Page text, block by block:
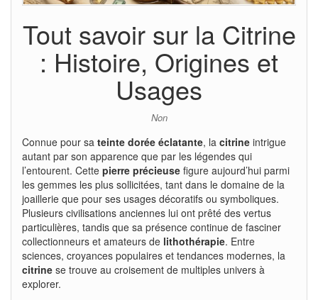
Tout savoir sur la Citrine
: Histoire, Origines et
Usages
Non
Connue pour sa teinte dorée éclatante, la citrine intrigue
autant par son apparence que par les légendes qui
l’entourent. Cette pierre précieuse figure aujourd’hui parmi
les gemmes les plus sollicitées, tant dans le domaine de la
joaillerie que pour ses usages décoratifs ou symboliques.
Plusieurs civilisations anciennes lui ont prêté des vertus
particulières, tandis que sa présence continue de fasciner
collectionneurs et amateurs de lithothérapie. Entre
sciences, croyances populaires et tendances modernes, la
citrine se trouve au croisement de multiples univers à
explorer.